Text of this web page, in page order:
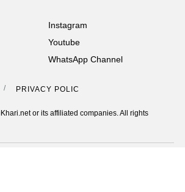
Instagram
Youtube
WhatsApp Channel
PRIVACY POLICY
or its affiliated companies. All rights